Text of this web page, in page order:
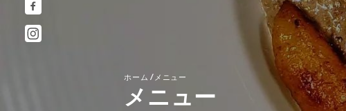
ホーム/ メニュー
メニュー